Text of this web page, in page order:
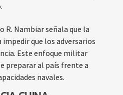
R. Nambiar señala que la
impedir que los adversarios
Este enfoque militar
preparar al país frente a
navales.